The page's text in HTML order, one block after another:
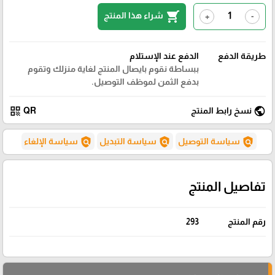
-
+
shopping_cart شراء هذا المنتج
طريقة الدفع
الدفع عند الإستلام
ببساطة نقوم بايصال المنتج لغاية منزلك وتقوم
بدفع الثمن لموظف التوصيل.
public نسخ رابط المنتج QR
qr_code
policy سياسة التوصيل policy سياسة التبديل policy سياسة الإلغاء
تفاصيل المنتج
رقم المنتج 293